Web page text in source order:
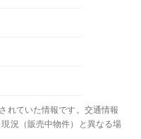
れていた情報です。交通情報
況（販売中物件）と異なる場